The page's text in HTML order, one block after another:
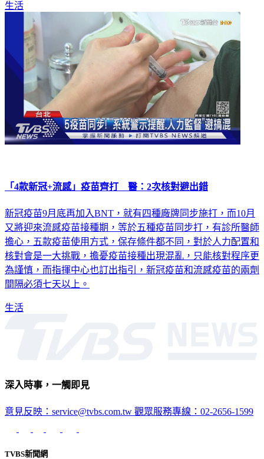
生活
「4款新冠+流感」疫苗齊打 醫：2次核對避出錯
新冠疫苗9月底再加入BNT，就有四種廠牌同步施打，而10月
又將迎來流感疫苗接種期，等於五種疫苗同步打，有診所醫師
擔心，五款疫苗使用方式，保存條件都不同，對於人力配置和
核對會是一大挑戰，擔憂疫苗接種出現混亂，只能核對程序更
為謹慎，而指揮中心也訂出指引，新冠疫苗和流感疫苗的兩劑
間隔必須七天以上。
生活
深入時事，一觸即見
意見反映：service@tvbs.com.tw 觀眾服務專線：02-2656-1599
TVBS新聞網